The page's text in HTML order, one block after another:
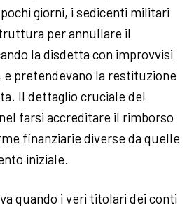
giorni, i sedicenti militari
per annullare il
la disdetta con improvvisi
e pretendevano la restituzione
Il dettaglio cruciale del
farsi accreditare il rimborso
finanziarie diverse da quelle
iniziale.
quando i veri titolari dei conti